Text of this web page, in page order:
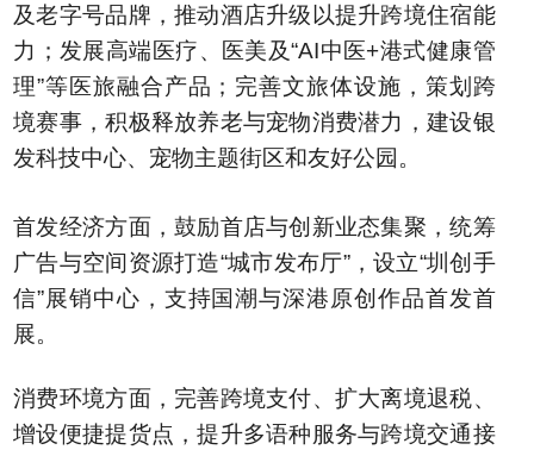
及老字号品牌，推动酒店升级以提升跨境住宿能
力；发展高端医疗、医美及“AI中医+港式健康管
理”等医旅融合产品；完善文旅体设施，策划跨
境赛事，积极释放养老与宠物消费潜力，建设银
发科技中心、宠物主题街区和友好公园。
首发经济方面，鼓励首店与创新业态集聚，统筹
广告与空间资源打造“城市发布厅”，设立“圳创手
信”展销中心，支持国潮与深港原创作品首发首
展。
消费环境方面，完善跨境支付、扩大离境退税、
增设便捷提货点，提升多语种服务与跨境交通接